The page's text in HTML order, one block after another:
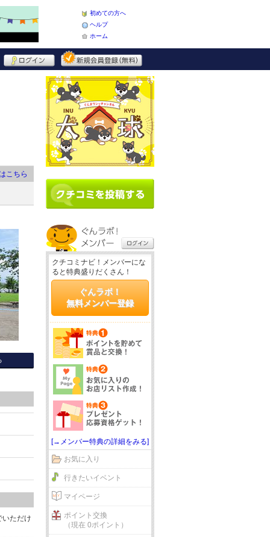
初めての方へ
ヘルプ
ホーム
こちら
いただけ
クチコミナビ！メンバーにな
ると特典盛りだくさん！
ぐんラボ！
無料メンバー登録
[→メンバー特典の詳細をみる]
お気に入り
行きたいイベント
マイページ
ポイント交換
（現在 0ポイント）